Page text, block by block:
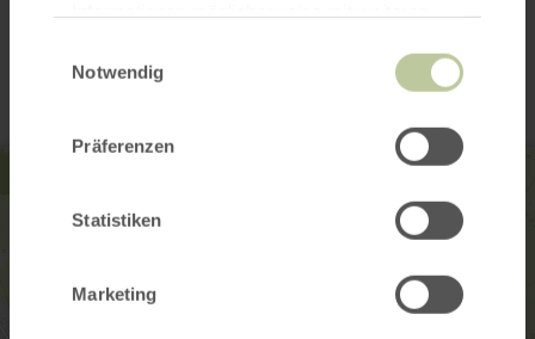
haben oder die sie im Rahmen Ihrer Nutzung
Notwendig
Präferenzen
Statistiken
Marketing
Kontakt